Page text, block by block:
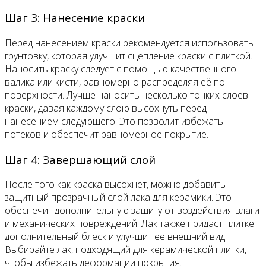
Шаг 3: Нанесение краски
Перед нанесением краски рекомендуется использовать
грунтовку, которая улучшит сцепление краски с плиткой.
Наносить краску следует с помощью качественного
валика или кисти, равномерно распределяя её по
поверхности. Лучше наносить несколько тонких слоев
краски, давая каждому слою высохнуть перед
нанесением следующего. Это позволит избежать
потеков и обеспечит равномерное покрытие.
Шаг 4: Завершающий слой
После того как краска высохнет, можно добавить
защитный прозрачный слой лака для керамики. Это
обеспечит дополнительную защиту от воздействия влаги
и механических повреждений. Лак также придаст плитке
дополнительный блеск и улучшит её внешний вид.
Выбирайте лак, подходящий для керамической плитки,
чтобы избежать деформации покрытия.